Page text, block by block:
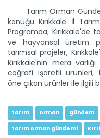
Tarım Orman
konuğu Kırıkkale İl
Programda; Kırıkkale'de
ve hayvansal üretim
tarımsal projeler,
Kırıkkale'nin mera
coğrafi işaretli ürünleri,
öne çıkan ürünler ile ilgili
tarım orman gündem
tarım orman gündemi
“Tarım Orman
Devamını Oku ->